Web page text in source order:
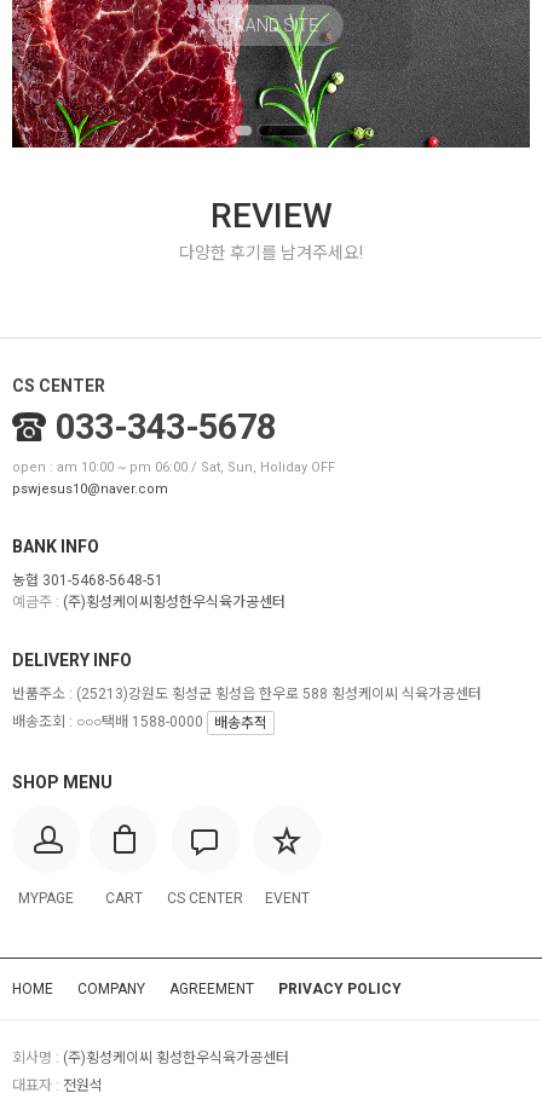
BRAND SITE
REVIEW
다양한 후기를 남겨주세요!
CS CENTER
033-343-5678
open : am 10:00 ~ pm 06:00 / Sat, Sun, Holiday OFF
pswjesus10@naver.com
BANK INFO
농협 301-5468-5648-51
예금주 : (주)횡성케이씨횡성한우식육가공센터
SHOP MENU
MYPAGE CART CS CENTER EVENT
DELIVERY INFO
반품주소 : (25213)강원도 횡성군 횡성읍 한우로 588 횡성케이씨 식육가공센터
배송조회 : ○○○택배 1588-0000
배송추적
HOME COMPANY AGREEMENT PRIVACY POLICY
회사명 : (주)횡성케이씨 횡성한우식육가공센터
대표자 : 전원석